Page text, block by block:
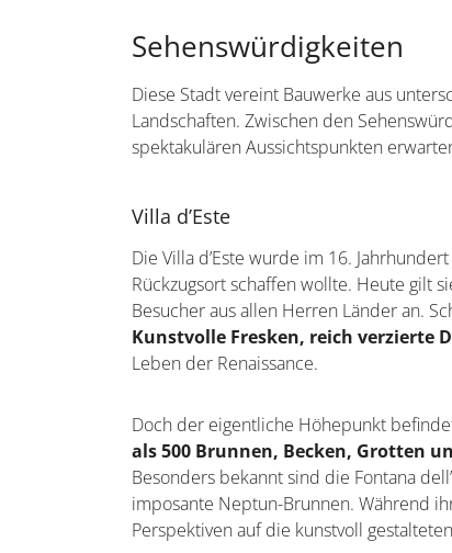
Sehenswürdigkeiten
Diese Stadt vereint Bauwerke aus
Landschaften. Zwischen den
spektakulären Aussichtspunkten
Villa d’Este
Die Villa d’Este wurde im 16.
Rückzugsort schaffen wollte. Heute gilt
Besucher aus allen Herren Länder an.
Kunstvolle Fresken, reich verzierte
Leben der Renaissance.
Doch der eigentliche Höhepunkt
als 500 Brunnen, Becken, Grotten
Besonders bekannt sind die Fontana
imposante Neptun-Brunnen. Während
Perspektiven auf die kunstvoll